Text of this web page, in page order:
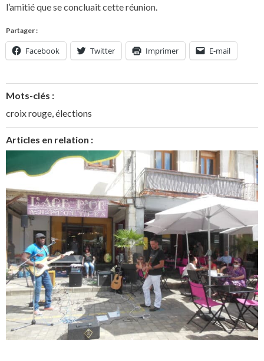
l’amitié que se concluait cette réunion.
Partager :
Facebook Twitter Imprimer E-mail
Mots-clés :
croix rouge,élections
Articles en relation :